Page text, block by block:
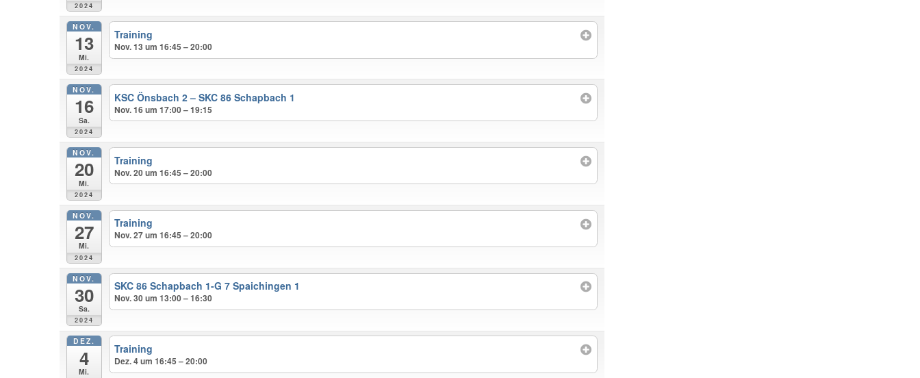
2024
NOV.
13
Mi.
2024
Training
Nov. 13 um 16:45 – 20:00
NOV.
16
Sa.
2024
KSC Önsbach 2 – SKC 86 Schapbach 1
Nov. 16 um 17:00 – 19:15
NOV.
20
Mi.
2024
Training
Nov. 20 um 16:45 – 20:00
NOV.
27
Mi.
2024
Training
Nov. 27 um 16:45 – 20:00
NOV.
30
Sa.
2024
SKC 86 Schapbach 1-G 7 Spaichingen 1
Nov. 30 um 13:00 – 16:30
DEZ.
4
Mi.
Training
Dez. 4 um 16:45 – 20:00